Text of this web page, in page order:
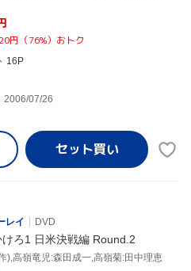
円（76%）おトク
16P
2006/07/26
レイ
DVD
けろ1 日米決戦編 Round.2
),高嶺竜児:森田成一,高嶺菊:田中理恵